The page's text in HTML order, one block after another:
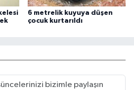
6 metrelik kuyuya düşen
çocuk kurtarıldı